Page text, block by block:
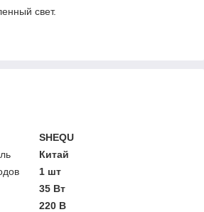
свет.
SHEQU
Китай
1 шт
35 Вт
220 В